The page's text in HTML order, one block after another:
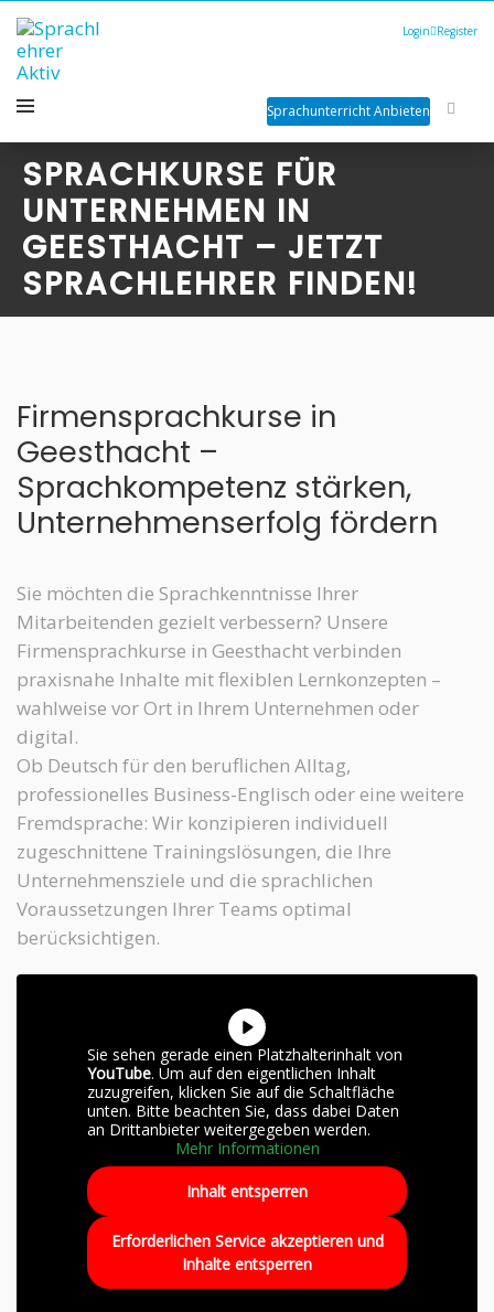
Login Register
Sprachunterricht Anbieten
SPRACHKURSE FÜR
UNTERNEHMEN IN
GEESTHACHT – JETZT
SPRACHLEHRER FINDEN!
Firmensprachkurse in
Geesthacht –
Sprachkompetenz stärken,
Unternehmenserfolg fördern
Sie möchten die Sprachkenntnisse Ihrer
Mitarbeitenden gezielt verbessern? Unsere
Firmensprachkurse in Geesthacht verbinden
praxisnahe Inhalte mit flexiblen Lernkonzepten –
wahlweise vor Ort in Ihrem Unternehmen oder
digital.
Ob Deutsch für den beruflichen Alltag,
professionelles Business-Englisch oder eine weitere
Fremdsprache: Wir konzipieren individuell
zugeschnittene Trainingslösungen, die Ihre
Unternehmensziele und die sprachlichen
Voraussetzungen Ihrer Teams optimal
berücksichtigen.
Sie sehen gerade einen Platzhalterinhalt von
YouTube. Um auf den eigentlichen Inhalt
zuzugreifen, klicken Sie auf die Schaltfläche
unten. Bitte beachten Sie, dass dabei Daten
an Drittanbieter weitergegeben werden.
Mehr Informationen
Inhalt entsperren
Erforderlichen Service akzeptieren und
Inhalte entsperren